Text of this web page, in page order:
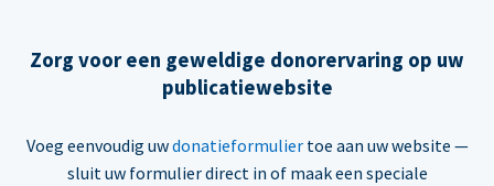
Zorg voor een geweldige donorervaring op uw
publicatiewebsite
Voeg eenvoudig uwdonatieformuliertoe aan uw website —
sluit uw formulier direct in of maak een speciale